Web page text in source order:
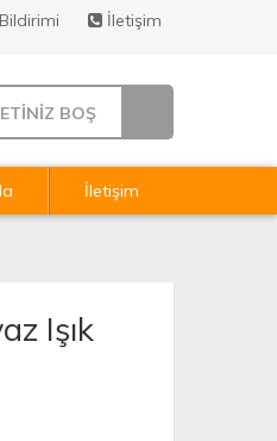
İletişim
BOŞ
İletişim
Işık